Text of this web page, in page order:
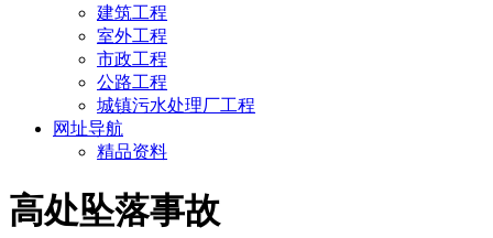
建筑工程
室外工程
市政工程
公路工程
城镇污水处理厂工程
网址导航
精品资料
高处坠落事故